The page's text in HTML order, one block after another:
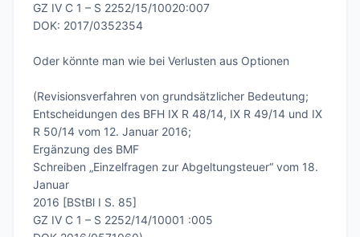
GZ IV C 1 – S 2252/15/10020:007
DOK: 2017/0352354
Oder könnte man wie bei Verlusten aus Optionen
(Revisionsverfahren von grundsätzlicher Bedeutung;
Entscheidungen des BFH IX R 48/14, IX R 49/14 und IX
R 50/14 vom 12. Januar 2016;
Ergänzung des BMF
Schreiben „Einzelfragen zur Abgeltungsteuer“ vom 18.
Januar
2016 [BStBl I S. 85]
GZ IV C 1 – S 2252/14/10001 :005